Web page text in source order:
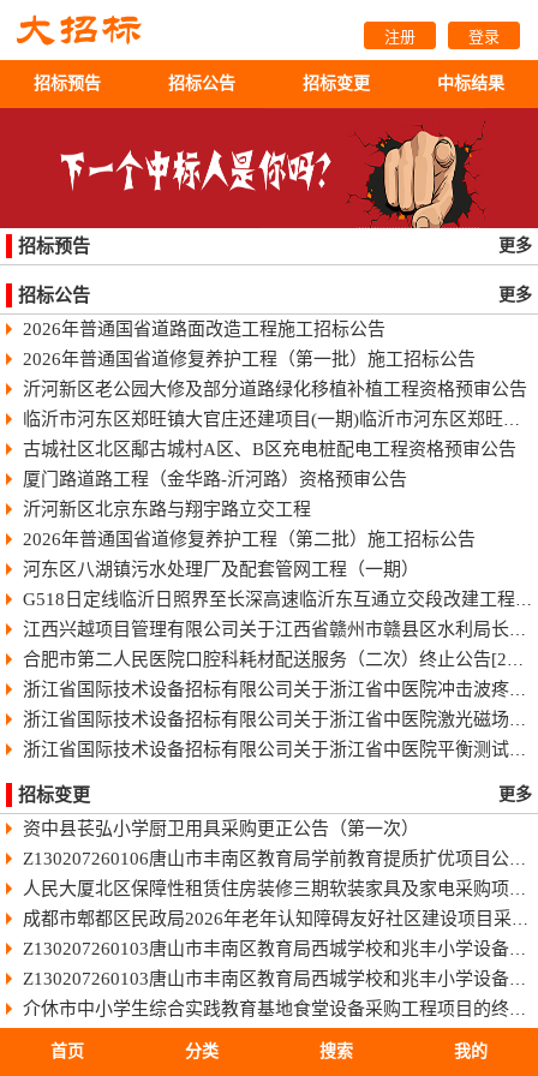
注册 登录
招标预告 招标公告 招标变更 中标结果
招标预告 更多
招标公告 更多
2026年普通国省道路面改造工程施工招标公告
2026年普通国省道修复养护工程（第一批）施工招标公告
沂河新区老公园大修及部分道路绿化移植补植工程资格预审公告
临沂市河东区郑旺镇大官庄还建项目(一期)临沂市河东区郑旺镇大官庄还建项目（一期）
古城社区北区鄅古城村A区、B区充电桩配电工程资格预审公告
厦门路道路工程（金华路-沂河路）资格预审公告
沂河新区北京东路与翔宇路立交工程
2026年普通国省道修复养护工程（第二批）施工招标公告
河东区八湖镇污水处理厂及配套管网工程（一期）
G518日定线临沂日照界至长深高速临沂东互通立交段改建工程快速化智慧公路施工招标公告
江西兴越项目管理有限公司关于江西省赣州市赣县区水利局长臂型中型蓝藻打捞干化一体船采购（项目编号：JXXY2026-GX-J002）的电子化竞争性谈判公告
合肥市第二人民医院口腔科耗材配送服务（二次）终止公告[2026]
浙江省国际技术设备招标有限公司关于浙江省中医院冲击波疼痛治疗仪项目中标(成交)结果公告
浙江省国际技术设备招标有限公司关于浙江省中医院激光磁场理疗仪项目中标(成交)结果公告
浙江省国际技术设备招标有限公司关于浙江省中医院平衡测试及训练系统项目中标(成交)结果公告
招标变更 更多
资中县苌弘小学厨卫用具采购更正公告（第一次）
Z130207260106唐山市丰南区教育局学前教育提质扩优项目公开招标
人民大厦北区保障性租赁住房装修三期软装家具及家电采购项目（项目编号：GXAD2026-G1-00001-GXLC）中标单位商务标作为附件上传的公告
成都市郫都区民政局2026年老年认知障碍友好社区建设项目采购更正公告（第一次）
Z130207260103唐山市丰南区教育局西城学校和兆丰小学设备购置项目公开招标[澄清公告]
Z130207260103唐山市丰南区教育局西城学校和兆丰小学设备购置项目公开招标
介休市中小学生综合实践教育基地食堂设备采购工程项目的终止公告
雅安市雨城区人民医院消杀及防护耗材采购项目(三次)结果更正公告（第一次）
首页 分类 搜索 我的